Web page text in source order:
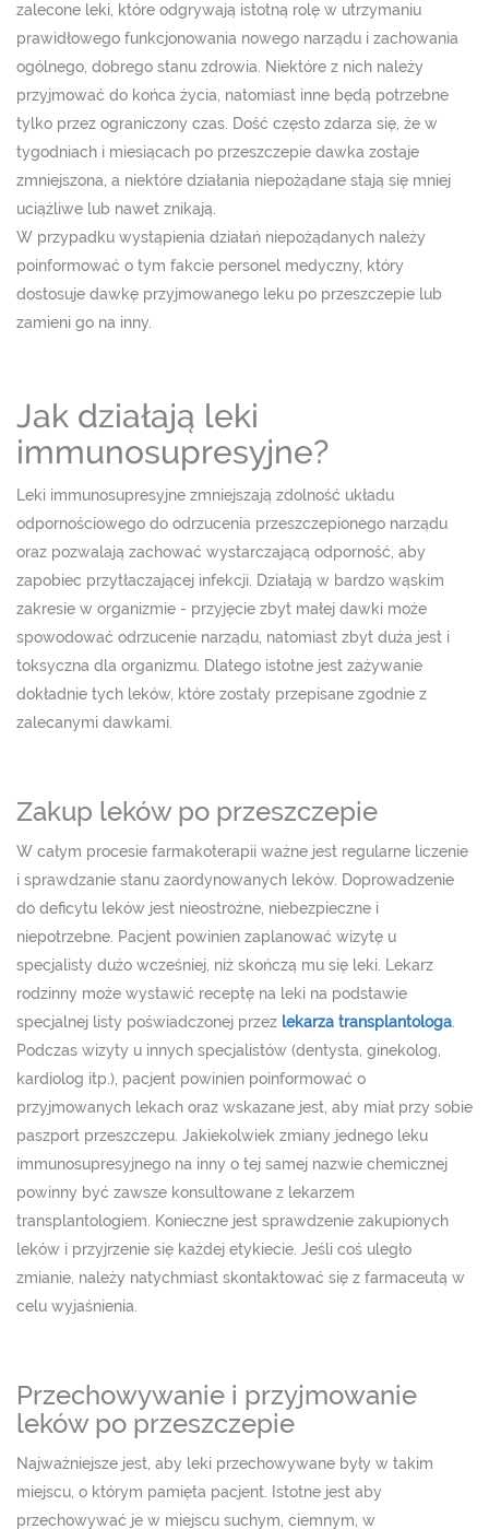
zalecone leki, które odgrywają istotną rolę w utrzymaniu
prawidłowego funkcjonowania nowego narządu i zachowania
ogólnego, dobrego stanu zdrowia. Niektóre z nich należy
przyjmować do końca życia, natomiast inne będą potrzebne
tylko przez ograniczony czas. Dość często zdarza się, że w
tygodniach i miesiącach po przeszczepie dawka zostaje
zmniejszona, a niektóre działania niepożądane stają się mniej
uciążliwe lub nawet znikają.
W przypadku wystąpienia działań niepożądanych należy
poinformować o tym fakcie personel medyczny, który
dostosuje dawkę przyjmowanego leku po przeszczepie lub
zamieni go na inny.
Jak działają leki
immunosupresyjne?
Leki immunosupresyjne zmniejszają zdolność układu
odpornościowego do odrzucenia przeszczepionego narządu
oraz pozwalają zachować wystarczającą odporność, aby
zapobiec przytłaczającej infekcji. Działają w bardzo wąskim
zakresie w organizmie - przyjęcie zbyt małej dawki może
spowodować odrzucenie narządu, natomiast zbyt duża jest i
toksyczna dla organizmu. Dlatego istotne jest zażywanie
dokładnie tych leków, które zostały przepisane zgodnie z
zalecanymi dawkami.
Zakup leków po przeszczepie
W całym procesie farmakoterapii ważne jest regularne liczenie
i sprawdzanie stanu zaordynowanych leków. Doprowadzenie
do deficytu leków jest nieostrożne, niebezpieczne i
niepotrzebne. Pacjent powinien zaplanować wizytę u
specjalisty dużo wcześniej, niż skończą mu się leki. Lekarz
rodzinny może wystawić receptę na leki na podstawie
specjalnej listy poświadczonej przez lekarza transplantologa
Podczas wizyty u innych specjalistów (dentysta, ginekolog,
kardiolog itp.), pacjent powinien poinformować o
przyjmowanych lekach oraz wskazane jest, aby miał przy sobie
paszport przeszczepu. Jakiekolwiek zmiany jednego leku
immunosupresyjnego na inny o tej samej nazwie chemicznej
powinny być zawsze konsultowane z lekarzem
transplantologiem. Konieczne jest sprawdzenie zakupionych
leków i przyjrzenie się każdej etykiecie. Jeśli coś uległo
zmianie, należy natychmiast skontaktować się z farmaceutą w
celu wyjaśnienia.
Przechowywanie i przyjmowanie
leków po przeszczepie
Najważniejsze jest, aby leki przechowywane były w takim
miejscu, o którym pamięta pacjent. Istotne jest aby
przechowywać je w miejscu suchym, ciemnym, w